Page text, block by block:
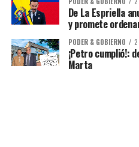
De La Espriella
y promete
PODER & GOBIERNO
¡Petro cumplió!:
Marta